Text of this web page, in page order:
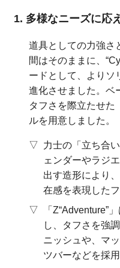
多様なニーズに応
道具としての力強さ
間はそのままに、
ードとして、よりソ
進化させました。ベ
タフさを際立たせた
ルを用意しました。
力士の「立ち合
ェンダーやラジ
出す造形により
在感を表現した
「Z“Adventure”
し、タフさを強
ニッシュや、マ
ツバーなどを採用